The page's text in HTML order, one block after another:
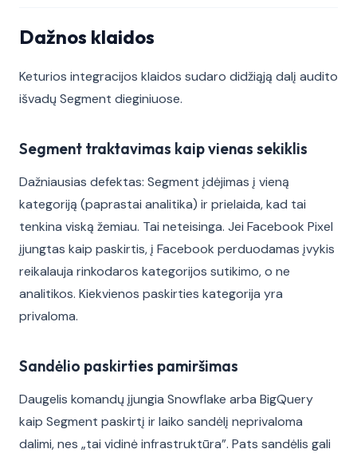
Dažnos klaidos
Keturios integracijos klaidos sudaro didžiąją dalį audito
išvadų Segment dieginiuose.
Segment traktavimas kaip vienas sekiklis
Dažniausias defektas: Segment įdėjimas į vieną
kategoriją (paprastai analitika) ir prielaida, kad tai
tenkina viską žemiau. Tai neteisinga. Jei Facebook Pixel
įjungtas kaip paskirtis, į Facebook perduodamas įvykis
reikalauja rinkodaros kategorijos sutikimo, o ne
analitikos. Kiekvienos paskirties kategorija yra
privaloma.
Sandėlio paskirties pamiršimas
Daugelis komandų įjungia Snowflake arba BigQuery
kaip Segment paskirtį ir laiko sandėlį neprivaloma
dalimi, nes „tai vidinė infrastruktūra”. Pats sandėlis gali